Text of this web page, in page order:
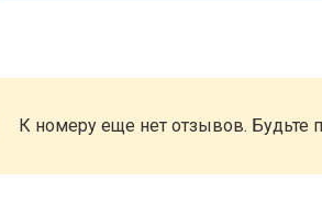
К номеру еще нет отзывов. Будьте